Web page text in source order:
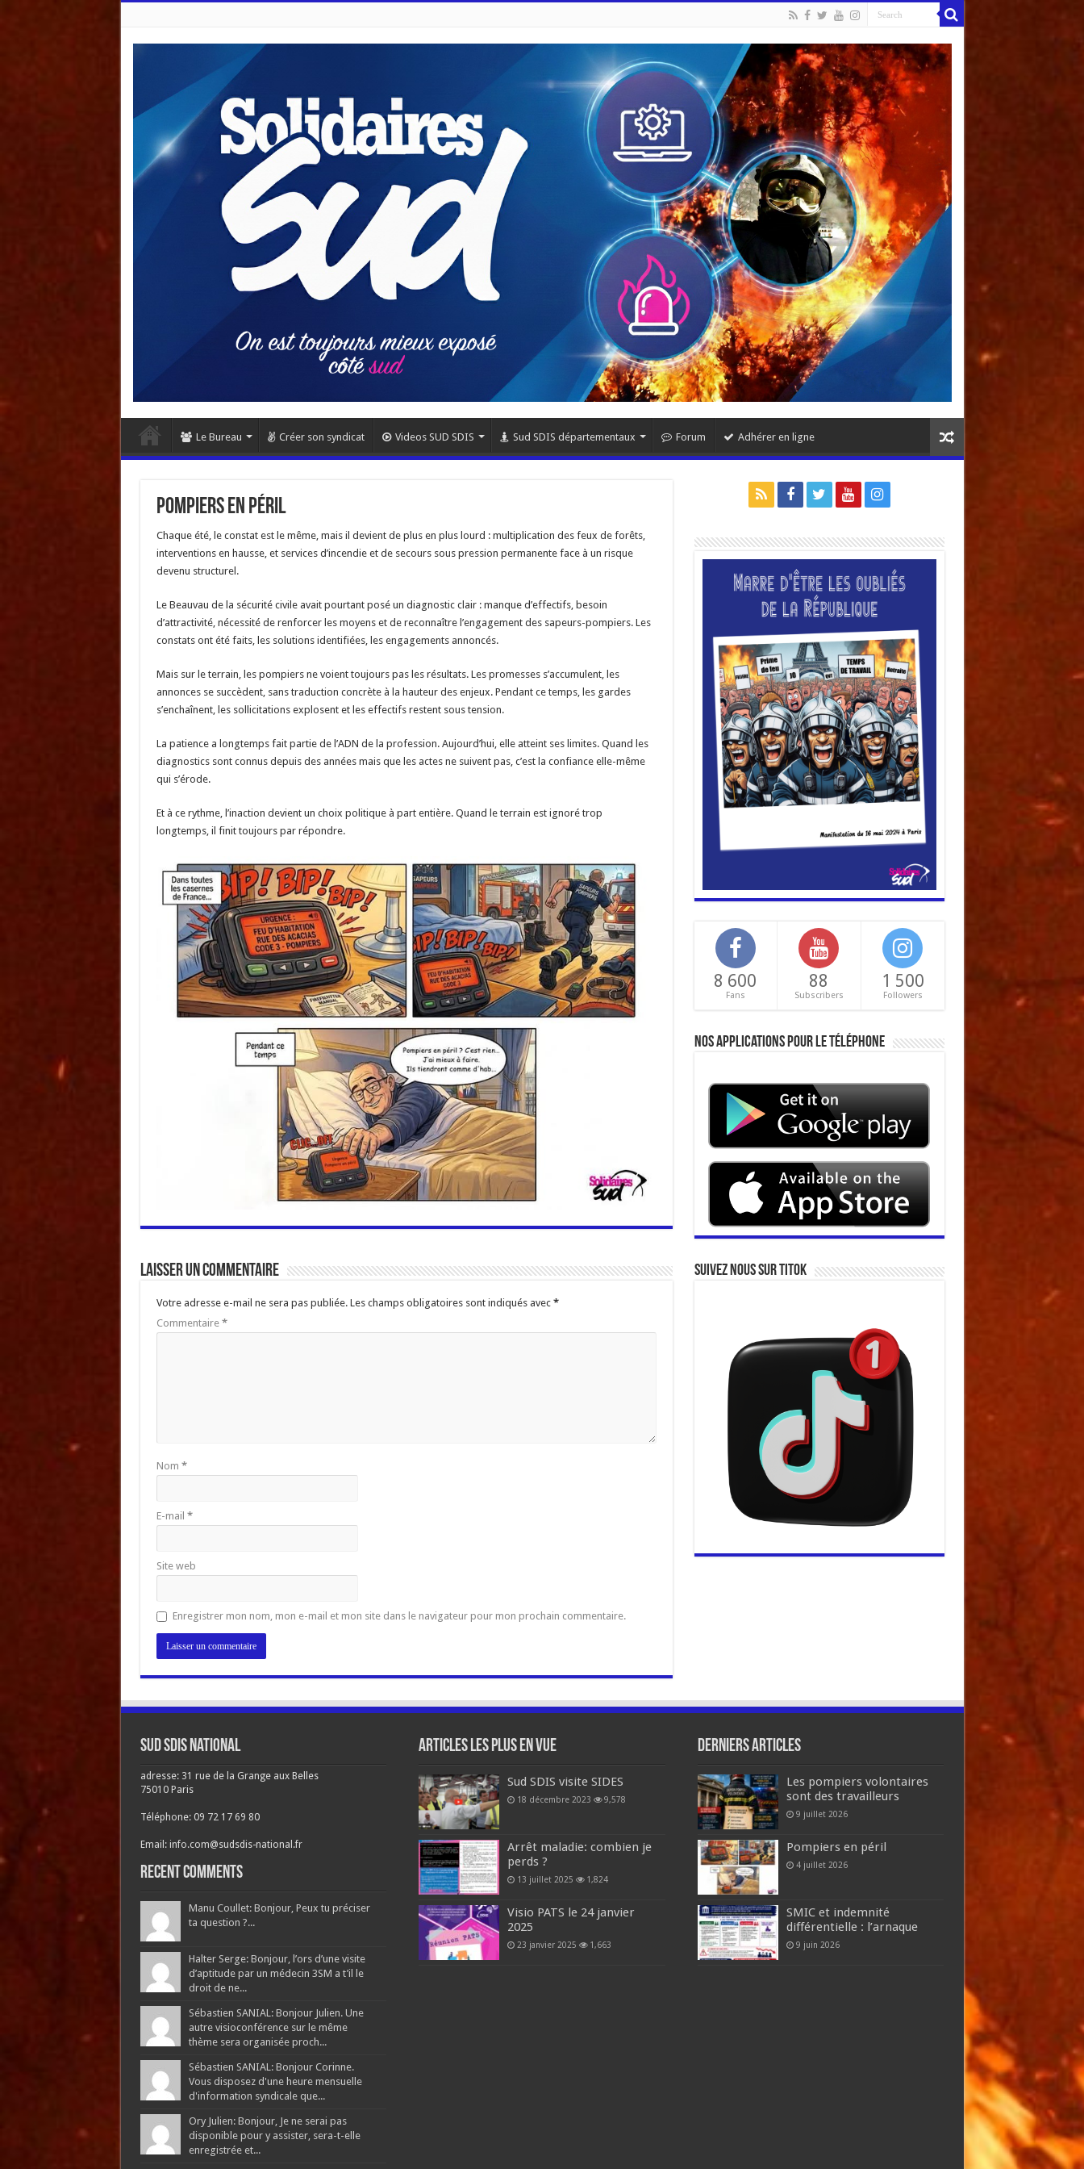
Le Bureau Créer son syndicat Videos SUD SDIS Sud SDIS départementaux Forum Adhérer en ligne
Pompiers en péril
Chaque été, le constat est le même, mais il devient de plus en plus lourd : multiplication des feux de forêts,
interventions en hausse, et services d’incendie et de secours sous pression permanente face à un risque
devenu structurel.
Le Beauvau de la sécurité civile avait pourtant posé un diagnostic clair : manque d’effectifs, besoin
d’attractivité, nécessité de renforcer les moyens et de reconnaître l’engagement des sapeurs-pompiers. Les
constats ont été faits, les solutions identifiées, les engagements annoncés.
Mais sur le terrain, les pompiers ne voient toujours pas les résultats. Les promesses s’accumulent, les
annonces se succèdent, sans traduction concrète à la hauteur des enjeux. Pendant ce temps, les gardes
s’enchaînent, les sollicitations explosent et les effectifs restent sous tension.
La patience a longtemps fait partie de l’ADN de la profession. Aujourd’hui, elle atteint ses limites. Quand les
diagnostics sont connus depuis des années mais que les actes ne suivent pas, c’est la confiance elle-même
qui s’érode.
Et à ce rythme, l’inaction devient un choix politique à part entière. Quand le terrain est ignoré trop
longtemps, il finit toujours par répondre.
Laisser un commentaire
Votre adresse e-mail ne sera pas publiée. Les champs obligatoires sont indiqués avec *
Commentaire *
Nom *
E-mail *
Site web
Enregistrer mon nom, mon e-mail et mon site dans le navigateur pour mon prochain commentaire.
8 600
Fans
88
Subscribers
1 500
Followers
Nos applications pour le téléphone
Suivez nous sur Titok
Sud SDIS national
adresse: 31 rue de la Grange aux Belles
75010 Paris
Téléphone: 09 72 17 69 80
Email: info.com@sudsdis-national.fr
Recent Comments
Manu Coullet: Bonjour, Peux tu préciser
ta question ?...
Halter Serge: Bonjour, l’ors d’une visite
d’aptitude par un médecin 3SM a t’il le
droit de ne...
Sébastien SANIAL: Bonjour Julien. Une
autre visioconférence sur le même
thème sera organisée proch...
Sébastien SANIAL: Bonjour Corinne.
Vous disposez d'une heure mensuelle
d'information syndicale que...
Ory Julien: Bonjour, Je ne serai pas
disponible pour y assister, sera-t-elle
enregistrée et...
Articles les plus en vue
Sud SDIS visite SIDES
18 décembre 2023 9,578
Arrêt maladie: combien je
perds ?
13 juillet 2025 1,824
Visio PATS le 24 janvier
2025
23 janvier 2025 1,663
Derniers articles
Les pompiers volontaires
sont des travailleurs
9 juillet 2026
Pompiers en péril
4 juillet 2026
SMIC et indemnité
différentielle : l’arnaque
9 juin 2026